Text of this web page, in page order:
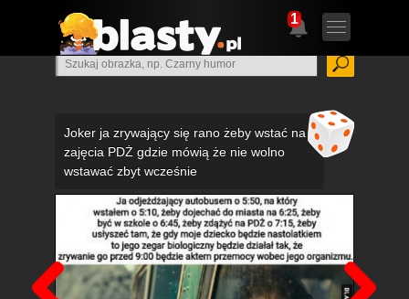
1
Joker ja zrywający się rano żeby wstać na
zajęcia PDŻ gdzie mówią że nie wolno
wstawać zbyt wcześnie
Poprzedni